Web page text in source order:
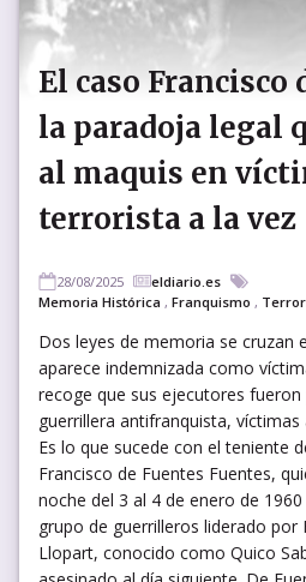
El caso Francisco
la paradoja legal
al maquis en
terrorista a la vez
28/08/2025
eldiario.es
Memoria Histórica , Franquismo ,
Dos leyes de memoria se cruzan
aparece indemnizada como
recoge que sus ejecutores
guerrillera antifranquista,
Es lo que sucede con el teniente
Francisco de Fuentes Fuentes,
noche del 3 al 4 de enero de
grupo de guerrilleros liderado por
Llopart, conocido como Quico